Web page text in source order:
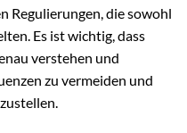
Regulierungen, die sowohl
Es ist wichtig, dass
verstehen und
zu vermeiden und